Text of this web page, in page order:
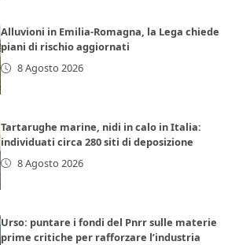
Alluvioni in Emilia-Romagna, la Lega chiede
piani di rischio aggiornati
8 Agosto 2026
Tartarughe marine, nidi in calo in Italia:
individuati circa 280 siti di deposizione
8 Agosto 2026
Urso: puntare i fondi del Pnrr sulle materie
prime critiche per rafforzare l’industria